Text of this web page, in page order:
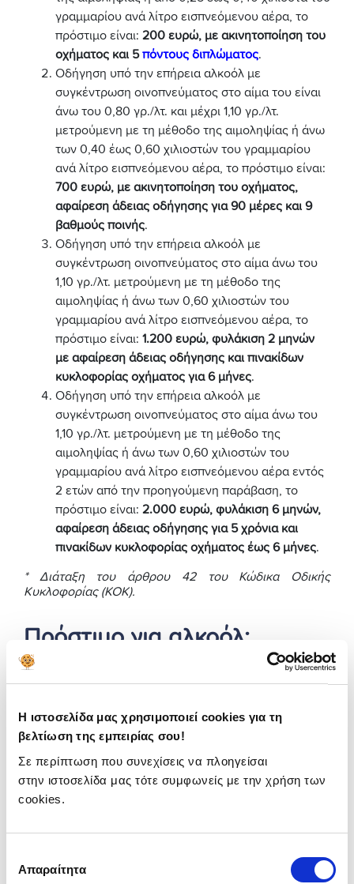
Η ιστοσελίδα μας χρησιμοποιεί cookies για τη
βελτίωση της εμπειρίας σου!
Σε περίπτωση που συνεχίσεις να πλοηγείσαι
στην ιστοσελίδα μας τότε συμφωνείς με την χρήση των
cookies.
συγκατάθεσης
Απαραίτητα
γραμμαρίου ανά λίτρο εισπνεόμενου αέρα, το
πρόστιμο είναι: 200 ευρώ, με ακινητοποίηση του
οχήματος και 5 πόντους διπλώματος.
Οδήγηση υπό την επήρεια αλκοόλ με
συγκέντρωση οινοπνεύματος στο αίμα του είναι
άνω του 0,80 γρ./λτ. και μέχρι 1,10 γρ./λτ.
μετρούμενη με τη μέθοδο της αιμοληψίας ή άνω
των 0,40 έως 0,60 χιλιοστών του γραμμαρίου
ανά λίτρο εισπνεόμενου αέρα, το πρόστιμο είναι:
700 ευρώ, με ακινητοποίηση του οχήματος,
αφαίρεση άδειας οδήγησης για 90 μέρες και 9
βαθμούς ποινής.
Οδήγηση υπό την επήρεια αλκοόλ με
συγκέντρωση οινοπνεύματος στο αίμα άνω του
1,10 γρ./λτ. μετρούμενη με τη μέθοδο της
αιμοληψίας ή άνω των 0,60 χιλιοστών του
γραμμαρίου ανά λίτρο εισπνεόμενου αέρα, το
πρόστιμο είναι: 1.200 ευρώ, φυλάκιση 2 μηνών
με αφαίρεση άδειας οδήγησης και πινακίδων
κυκλοφορίας οχήματος για 6 μήνες.
Οδήγηση υπό την επήρεια αλκοόλ με
συγκέντρωση οινοπνεύματος στο αίμα άνω του
1,10 γρ./λτ. μετρούμενη με τη μέθοδο της
αιμοληψίας ή άνω των 0,60 χιλιοστών του
γραμμαρίου ανά λίτρο εισπνεόμενου αέρα εντός
2 ετών από την προηγούμενη παράβαση, το
πρόστιμο είναι: 2.000 ευρώ, φυλάκιση 6 μηνών,
αφαίρεση άδειας οδήγησης για 5 χρόνια και
πινακίδων κυκλοφορίας οχήματος έως 6 μήνες.
* Διάταξη του άρθρου 42 του Κώδικα Οδικής
Κυκλοφορίας (ΚΟΚ).
Πρόστιμο για αλκοόλ:
Επηρεάζει την ασφάλεια
Οι παραπάνω βαθμοί ποινής ή αλλιώς πόντοι
διπλώματος, δεν επηρεάζουν τα ασφάλιστρα. Οι
βαθμολόγησης, το Bonus Malus, με το οποίο
βαθμολογούν τους οδηγούς. Οπότε, εάν δεν θες να σε
αξιολογήσουν ως «κακό» οδηγό οι ασφαλιστικές,
Στατιστικά στοιχεία σχετικά